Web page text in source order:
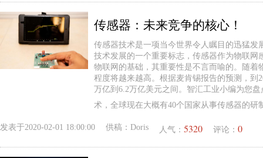
传感器：未来竞争的核心！
传感器技术是一项当今世界令人瞩目的迅猛发
技术发展的一个重要标志，传感器作为物联网
物联网的基础，其重要性是不言而喻的。随着
程度将越来越高。根据麦肯锡报告的预测，到
万亿到6.2万亿美元之间。智汇工业小编为您
术，全球现在大概有40个国家从事传感器的研
发表于2020-02-01 18:00:00 供稿： Doris 人气： 5320 评论： 0